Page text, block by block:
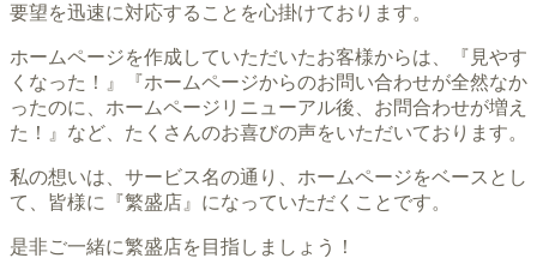
要望を迅速に対応することを心掛けております。
ホームページを作成していただいたお客様からは、『見やす
くなった！』『ホームページからのお問い合わせが全然なか
ったのに、ホームページリニューアル後、お問合わせが増え
た！』など、たくさんのお喜びの声をいただいております。
私の想いは、サービス名の通り、ホームページをベースとし
て、皆様に『繁盛店』になっていただくことです。
是非ご一緒に繁盛店を目指しましょう！